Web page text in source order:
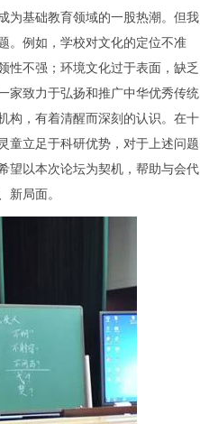
为基础教育领域的一股热潮。但我
。例如，学校对文化的定位不准
性不强；环境文化过于表面，缺乏
家致力于弘扬和推广中华优秀传统
构，有着清醒而深刻的认识。在十
童立足于科研优势，对于上述问题
望以本次论坛为契机，帮助与会代
新局面。